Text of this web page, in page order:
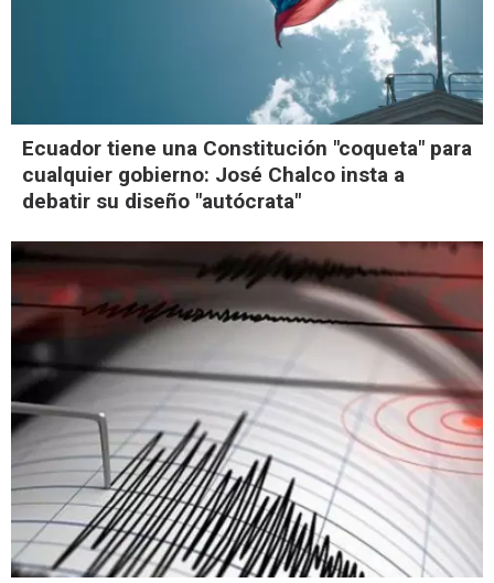
Ecuador tiene una Constitución "coqueta" para
cualquier gobierno: José Chalco insta a
debatir su diseño "autócrata"